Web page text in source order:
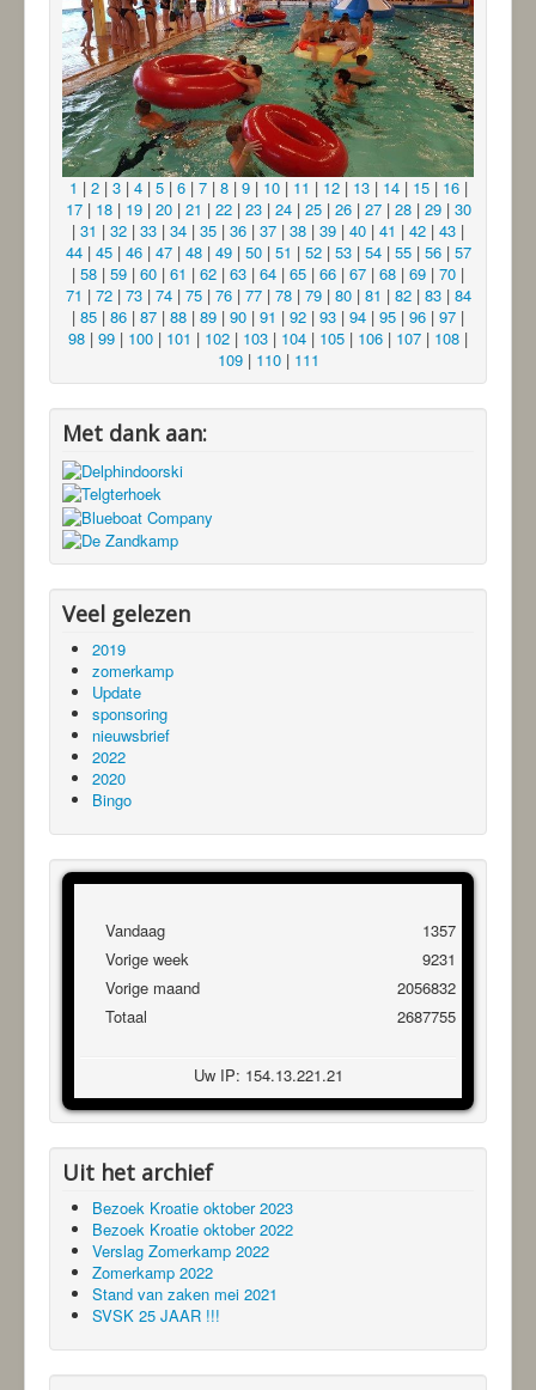
1 | 2| 3| 4| 5| 6| 7| 8| 9| 10| 11 | 12| 13| 14| 15| 16|
17| 18| 19| 20| 21 | 22| 23| 24| 25| 26| 27| 28| 29| 30
| 31 | 32 | 33 | 34 | 35 | 36 | 37 | 38 | 39 | 40 | 41 | 42 | 43 |
44| 45| 46| 47| 48| 49| 50| 51 | 52| 53| 54| 55| 56| 57
| 58 | 59 | 60 | 61 | 62 | 63 | 64 | 65 | 66 | 67 | 68 | 69 | 70 |
71 | 72| 73| 74| 75| 76| 77| 78| 79| 80| 81 | 82| 83| 84
| 85 | 86 | 87 | 88 | 89 | 90 | 91 | 92 | 93 | 94 | 95 | 96 | 97 |
98 | 99 | 100 | 101 | 102 | 103 | 104 | 105 | 106 | 107 | 108 |
109| 110| 111
Met dank aan:
Veel gelezen
2019
zomerkamp
Update
sponsoring
nieuwsbrief
2022
2020
Bingo
Vandaag
Vorige week
Vorige maand
Totaal
1357
9231
2056832
2687755
Uw IP: 154.13.221.21
Uit het archief
Bezoek Kroatie oktober 2023
Bezoek Kroatie oktober 2022
Verslag Zomerkamp 2022
Zomerkamp 2022
Stand van zaken mei 2021
SVSK 25 JAAR !!!